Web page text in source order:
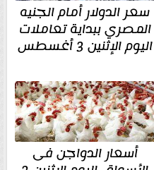
سعر الدولار أمام الجنيه
المصري ببداية تعاملات
اليوم الإثنين 3 أغسطس
أسعار الدواجن فى